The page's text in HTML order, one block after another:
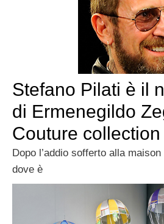
Stefano Pilati è il
di Ermenegildo
Couture
Dopo l’addio sofferto alla
dove è